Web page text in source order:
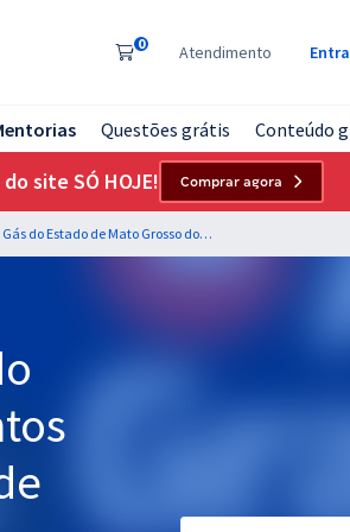
0 Atendimento
Questões grátis Conteúdo
site SÓ HOJE! Comprar agora
MSGÁS - Companhia de Gás do Estado de Mato Grosso do Sul - Conhecimentos Específicos para o Cargo de Técnico de Processos Organizacionais - Organizacional